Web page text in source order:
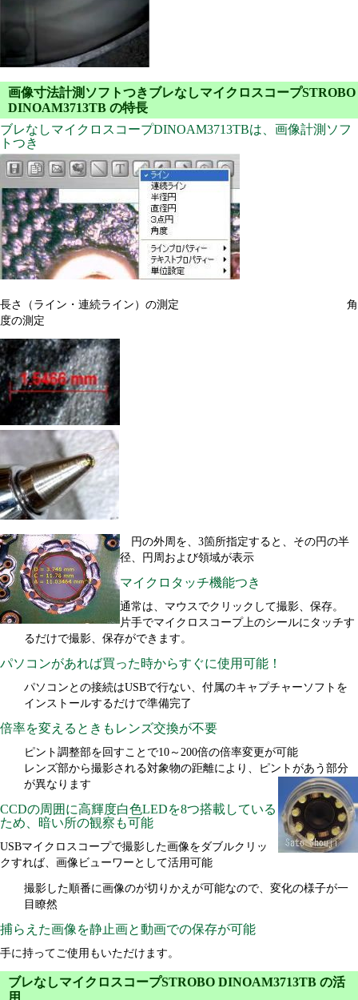
画像寸法計測ソフトつきブレなしマイクロスコープSTROBO
DINOAM3713TB の特長
ブレなしマイクロスコープDINOAM3713TBは、画像計測ソフ
トつき
長さ（ライン・連続ライン）の測定 角
度の測定
円の外周を、3箇所指定すると、その円の半
径、円周および領域が表示
マイクロタッチ機能つき
通常は、マウスでクリックして撮影、保存。
片手でマイクロスコープ上のシールにタッチす
るだけで撮影、保存ができます。
パソコンがあれば買った時からすぐに使用可能！
パソコンとの接続はUSBで行ない、付属のキャプチャーソフトを
インストールするだけで準備完了
倍率を変えるときもレンズ交換が不要
ピント調整部を回すことで10～200倍の倍率変更が可能
レンズ部から撮影される対象物の距離により、ピントがあう部分
が異なります
CCDの周囲に高輝度白色LEDを8つ搭載している
ため、暗い所の観察も可能
USBマイクロスコープで撮影した画像をダブルクリッ
クすれば、画像ビューワーとして活用可能
撮影した順番に画像のが切りかえが可能なので、変化の様子が一
目瞭然
捕らえた画像を静止画と動画での保存が可能
手に持ってご使用もいただけます。
ブレなしマイクロスコープSTROBO DINOAM3713TB の活